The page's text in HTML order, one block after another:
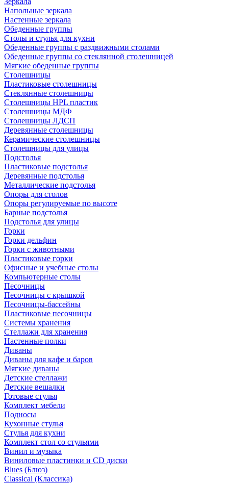
Напольные зеркала
Настенные зеркала
Обеденные группы
Столы и стулья для кухни
Обеденные группы с раздвижными столами
Обеденные группы со стеклянной столешницей
Мягкие обеденные группы
Столешницы
Пластиковые столешницы
Стеклянные столешницы
Столешницы HPL пластик
Столешницы МДФ
Столешницы ЛДСП
Деревянные столешницы
Керамические столешницы
Столешницы для улицы
Подстолья
Пластиковые подстолья
Деревянные подстолья
Металлические подстолья
Опоры для столов
Опоры регулируемые по высоте
Барные подстолья
Подстолья для улицы
Горки
Горки дельфин
Горки с животными
Пластиковые горки
Офисные и учебные столы
Компьютерные столы
Песочницы
Песочницы с крышкой
Песочницы-бассейны
Пластиковые песочницы
Системы хранения
Стеллажи для хранения
Настенные полки
Диваны
Диваны для кафе и баров
Мягкие диваны
Детские стеллажи
Детские вешалки
Готовые стулья
Комплект мебели
Подносы
Кухонные стулья
Стулья для кухни
Комплект стол со стульями
Винил и музыка
Виниловые пластинки и CD диски
Blues (Блюз)
Classical (Классика)